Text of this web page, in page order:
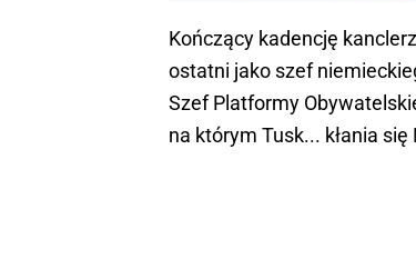
Kończący kadencję
ostatni jako szef
Szef Platformy
na którym Tusk... kłania